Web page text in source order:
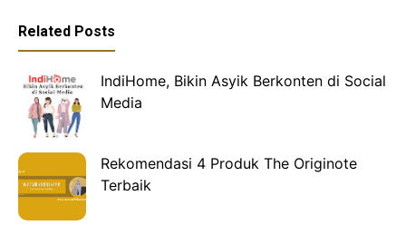
Related Posts
IndiHome, Bikin Asyik Berkonten di Social
Media
Rekomendasi 4 Produk The Originote
Terbaik